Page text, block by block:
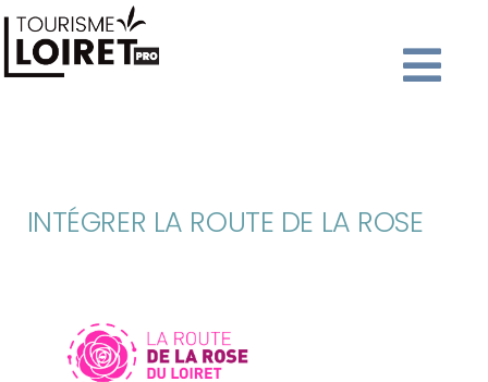
INTÉGRER LA ROUTE DE LA ROSE